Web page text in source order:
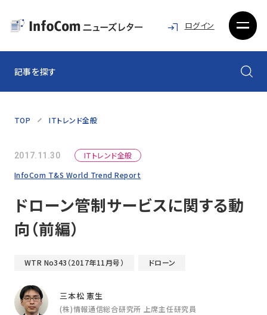
ログイン
記事を探す
TOP ITトレンド全般
2017.11.30
ITトレンド全般
InfoCom T&S World Trend Report
ドローン管制サービスに関する動
向（前編）
WTR No343（2017年11月号） ドローン
三本松 憲生
(株)情報通信総合研究所 上席主任研究員